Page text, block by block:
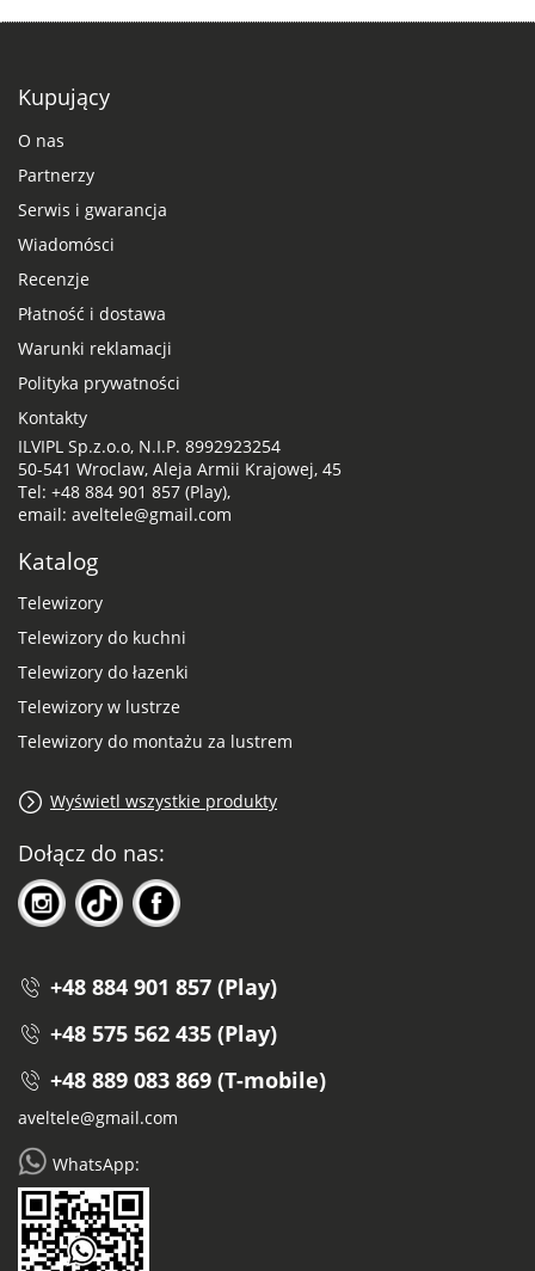
Kupujący
O nas
Partnerzy
Serwis i gwarancja
Wiadomósci
Recenzje
Płatność i dostawa
Warunki reklamacji
Polityka prywatności
Kontakty
ILVIPL Sp.z.o.o, N.I.P. 8992923254
50-541 Wroclaw, Aleja Armii Krajowej, 45
Tel: +48 884 901 857 (Play),
email: aveltele@gmail.com
Katalog
Telewizory
Telewizory do kuchni
Telewizory do łazenki
Telewizory w lustrze
Telewizory do montażu za lustrem
Wyświetl wszystkie produkty
Dołącz do nas:
+48 884 901 857 (Play)
+48 575 562 435 (Play)
+48 889 083 869 (T-mobile)
aveltele@gmail.com
WhatsApp: